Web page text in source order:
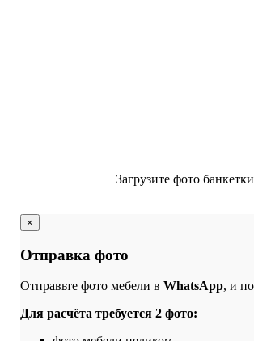
Загрузите фото
×
Отправка фото
Отправьте фото мебели в WhatsApp, и
Для расчёта требуется 2 фото: